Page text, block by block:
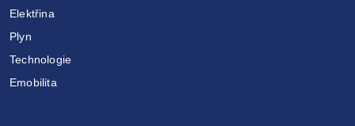
Elektřina
Plyn
Technologie
Emobilita